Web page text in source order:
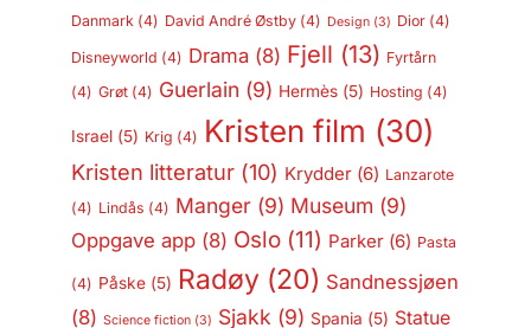
Danmark(4) David André Østby(4) Design(3) Dior(4)
Disneyworld (4) Drama (8) Fjell (13) Fyrtårn
(4) Grøt(4) Guerlain (9) Hermès(5) Hosting (4)
Israel(5) Krig (4) Kristen film (30)
Kristen litteratur(10) Krydder(6) Lanzarote
(4) Lindås (4) Manger(9) Museum (9)
Oppgave app(8) Oslo(11) Parker(6) Pasta
(4) Påske(5) Radøy(20) Sandnessjøen
(8) Science fiction(3) Sjakk (9) Spania (5) Statue